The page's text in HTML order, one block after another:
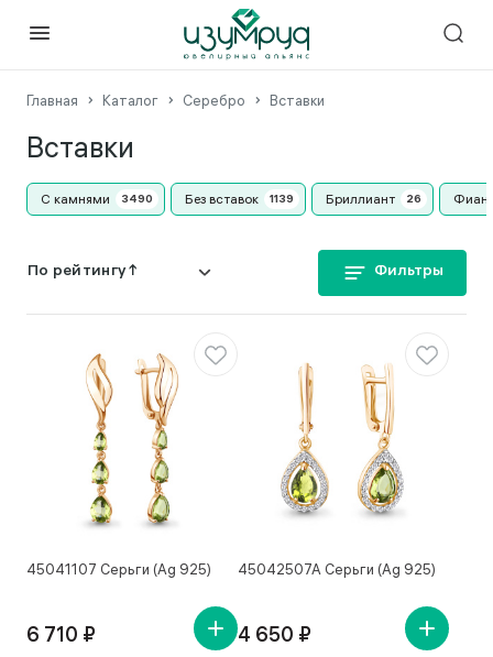
Главная Каталог Серебро Вставки
Вставки
С камнями Без вставок Бриллиант
Фильтры
45041107 Серьги (Ag 925)
6 710 ₽
45042507А Серьги (Ag 925)
4 650 ₽